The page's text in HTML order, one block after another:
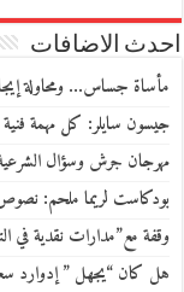
احدث الاضافات
مأساة جساس… ومحاولة
جيسون سايلر: كل مهمة
مهرجان جرش وسؤال الشرعية
بودكاست لريما ملحم:
وقفة مع”مدارات نقدية في
هل كان “يجهل ” إدوارد